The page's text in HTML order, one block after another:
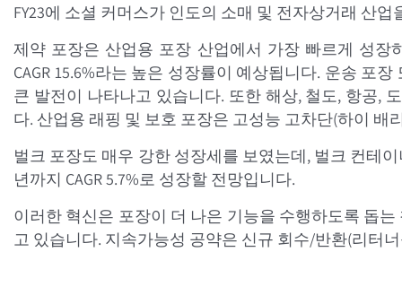
FY23에 소셜 커머스가 인도의 소매 및 전자상거래 산업
제약 포장은 산업용 포장 산업에서 가장 빠르게 성장
CAGR 15.6%라는 높은 성장률이 예상됩니다. 운송 포
큰 발전이 나타나고 있습니다. 또한 해상, 철도, 항공,
다. 산업용 래핑 및 보호 포장은 고성능 고차단(하이
벌크 포장도 매우 강한 성장세를 보였는데, 벌크 컨테
년까지 CAGR 5.7%로 성장할 전망입니다.
이러한 혁신은 포장이 더 나은 기능을 수행하도록 돕
고 있습니다. 지속가능성 공약은 신규 회수/반환(리터